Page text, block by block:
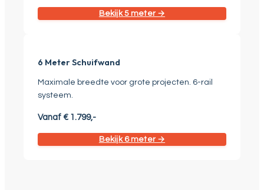
Bekijk 5 meter →
6 Meter Schuifwand
Maximale breedte voor grote projecten. 6-rail
systeem.
Vanaf € 1.799,-
Bekijk 6 meter →